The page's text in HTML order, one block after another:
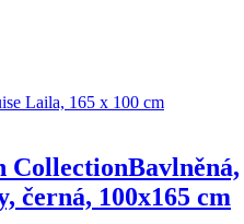
CollectionBavlněná,
černá, 100x165 cm